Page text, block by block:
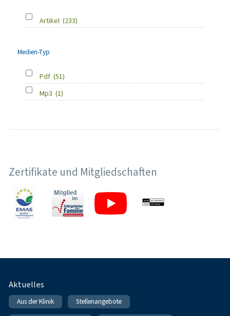
Artikel (233)
Medien-Typ
Pdf (51)
Mp3 (1)
Zertifikate und Mitgliedschaften
Fußnavigation
Aktuelles
Aus der Klinik Stellenangebote